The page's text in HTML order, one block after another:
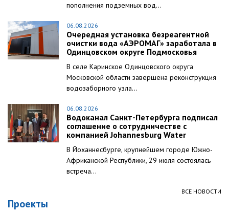
пополнения подземных вод...
06.08.2026
Очередная установка безреагентной
очистки вода «АЭРОМАГ» заработала в
Одинцовском округе Подмосковья
В селе Каринское Одинцовского округа
Московской области завершена реконструкция
водозаборного узла...
06.08.2026
Водоканал Санкт-Петербурга подписал
соглашение о сотрудничестве с
компанией Johannesburg Water
В Йоханнесбурге, крупнейшем городе Южно-
Африканской Республики, 29 июля состоялась
встреча...
ВСЕ НОВОСТИ
Проекты